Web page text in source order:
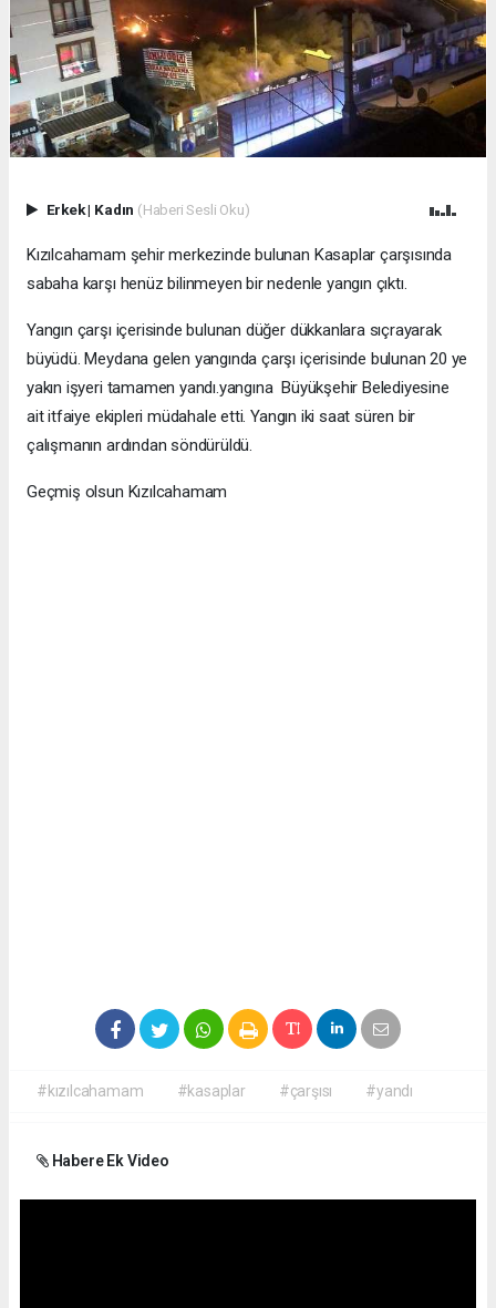
Erkek| Kadın (Haberi Sesli Oku)
Kızılcahamam şehir merkezinde bulunan Kasaplar çarşısında
sabaha karşı henüz bilinmeyen bir nedenle yangın çıktı.
Yangın çarşı içerisinde bulunan düğer dükkanlara sıçrayarak
büyüdü. Meydana gelen yangında çarşı içerisinde bulunan 20 ye
yakın işyeri tamamen yandı.yangına Büyükşehir Belediyesine
ait itfaiye ekipleri müdahale etti. Yangın iki saat süren bir
çalışmanın ardından söndürüldü.
Geçmiş olsun Kızılcahamam
#kızılcahamam #kasaplar #çarşısı #yandı
Habere Ek Video